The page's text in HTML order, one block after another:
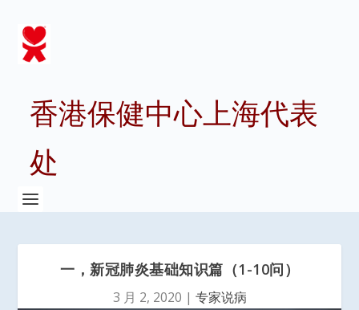
香港保健中心上海代表
处
一，新冠肺炎基础知识篇（1-10问）
3 月 2, 2020 | 专家说病